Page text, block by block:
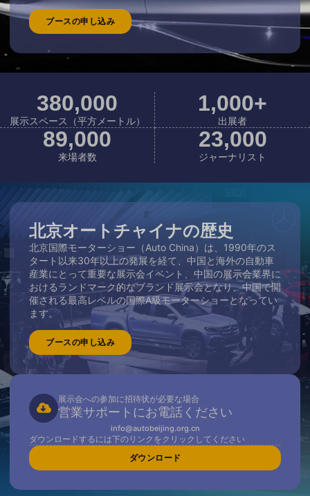
ブースの申し込み
展示スペース（平方メートル）
380,000
出展者
1,000+
来場者数
89,000
ジャーナリスト
23,000
北京オートチャイナの歴史
北京国際モーターショー（Auto China）は、1990年のス
タート以来30年以上の発展を経て、中国と海外の自動車
産業にとって重要な展示会イベント、中国の展示会業界に
おけるランドマーク的なブランド展示会となり、中国で開
催される最高レベルの国際A級モーターショーとなってい
ます。
ブースの申し込み
展示会への参加に招待状が必要な場合
営業サポートにお電話ください
info@autobeijing.org.cn
ダウンロードするには下のリンクをクリックしてください
ダウンロード